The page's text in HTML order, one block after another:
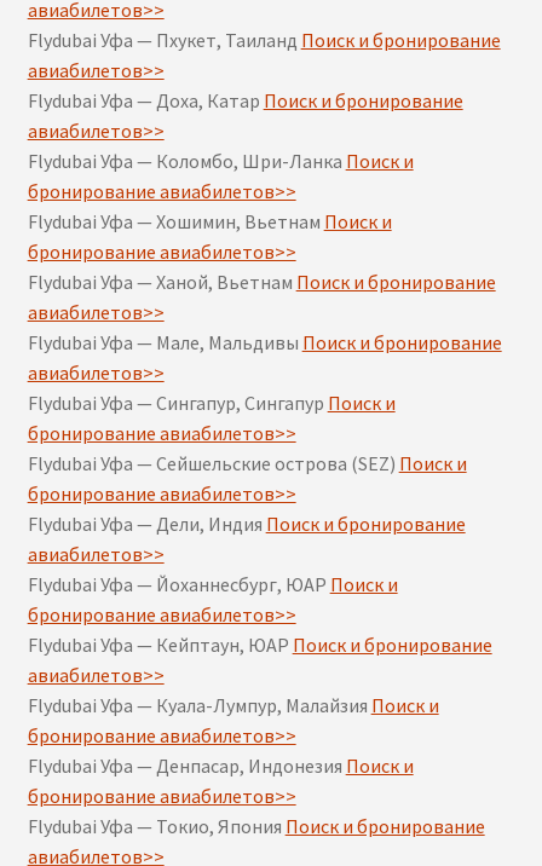
авиабилетов>>
Flydubai Уфа — Пхукет, Таиланд Поиск и бронирование
авиабилетов>>
Flydubai Уфа — Доха, Катар Поиск и бронирование
авиабилетов>>
Flydubai Уфа — Коломбо, Шри-Ланка Поиск и
бронирование авиабилетов>>
Flydubai Уфа — Хошимин, Вьетнам Поиск и
бронирование авиабилетов>>
Flydubai Уфа — Ханой, Вьетнам Поиск и бронирование
авиабилетов>>
Flydubai Уфа — Мале, Мальдивы Поиск и бронирование
авиабилетов>>
Flydubai Уфа — Сингапур, Сингапур Поиск и
бронирование авиабилетов>>
Flydubai Уфа — Сейшельские острова (SEZ) Поиск и
бронирование авиабилетов>>
Flydubai Уфа — Дели, Индия Поиск и бронирование
авиабилетов>>
Flydubai Уфа — Йоханнесбург, ЮАР Поиск и
бронирование авиабилетов>>
Flydubai Уфа — Кейптаун, ЮАР Поиск и бронирование
авиабилетов>>
Flydubai Уфа — Куала-Лумпур, Малайзия Поиск и
бронирование авиабилетов>>
Flydubai Уфа — Денпасар, Индонезия Поиск и
бронирование авиабилетов>>
Flydubai Уфа — Токио, Япония Поиск и бронирование
авиабилетов>>